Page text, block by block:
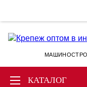
КАТАЛОГ